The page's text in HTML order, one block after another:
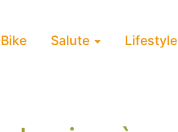
Salute Lifestyle